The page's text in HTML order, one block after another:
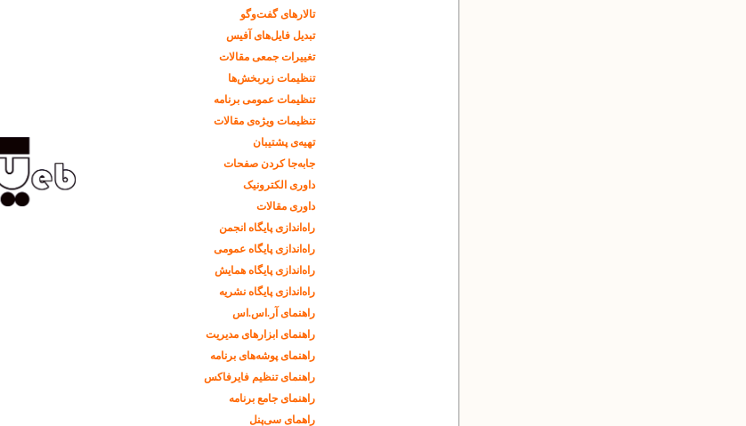
تالارهای گفت‌وگو
تبدیل فایل‌های آفیس
تغییرات جمعی مقالات
تنظیمات زیربخش‌ها
تنظیمات عمومی برنامه
تنظیمات ویژه‌ی مقالات
تهیه‌ی پشتیبان
جابه‌جا کردن صفحات
داوری الکترونیک
داوری مقالات
راه‌اندازی پایگاه انجمن
راه‌اندازی پایگاه عمومی
راه‌اندازی پایگاه همایش
راه‌اندازی پایگاه نشریه
راهنمای آر.اس.اس
راهنمای ابزارهای مدیریت
راهنمای پوشه‌های برنامه
راهنمای تنظیم فایرفاکس
راهنمای جامع برنامه
راهمای سی‌پنل